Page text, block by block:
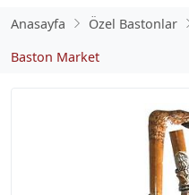
Anasayfa Özel Bastonlar
Baston Market